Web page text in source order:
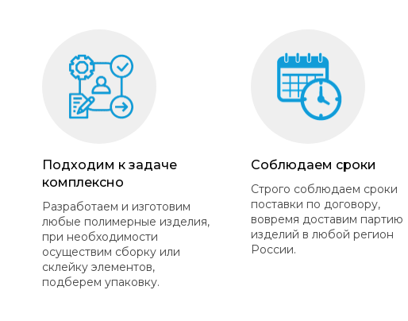
Подходим к задаче
комплексно
Разработаем и изготовим
любые полимерные изделия,
при необходимости
осуществим сборку или
склейку элементов,
подберем упаковку.
Соблюдаем сроки
Строго соблюдаем сроки
поставки по договору,
вовремя доставим партию
изделий в любой регион
России.